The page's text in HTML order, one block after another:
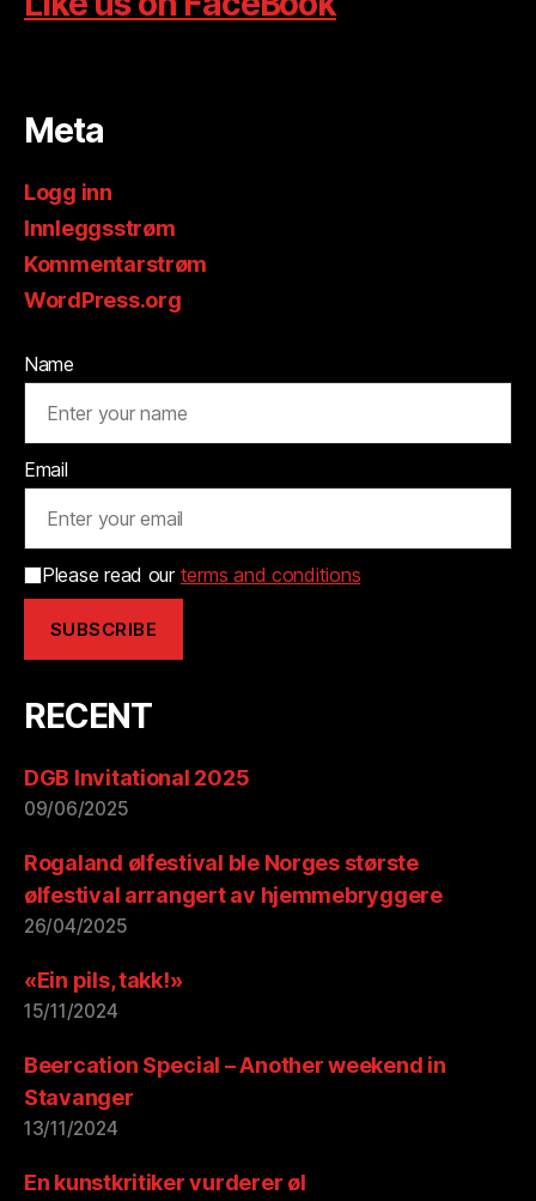
Meta
Logg inn
Innleggsstrøm
Kommentarstrøm
WordPress.org
Name
Email
Please read our terms and conditions
RECENT
DGB Invitational 2025
09/06/2025
Rogaland ølfestival ble Norges største
ølfestival arrangert av hjemmebryggere
26/04/2025
«Ein pils, takk!»
15/11/2024
Beercation Special – Another weekend in
Stavanger
13/11/2024
En kunstkritiker vurderer øl